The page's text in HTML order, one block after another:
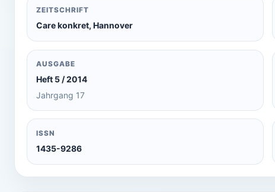
ZEITSCHRIFT
Care konkret, Hannover
AUSGABE
Heft 5 / 2014
Jahrgang 17
ISSN
1435-9286